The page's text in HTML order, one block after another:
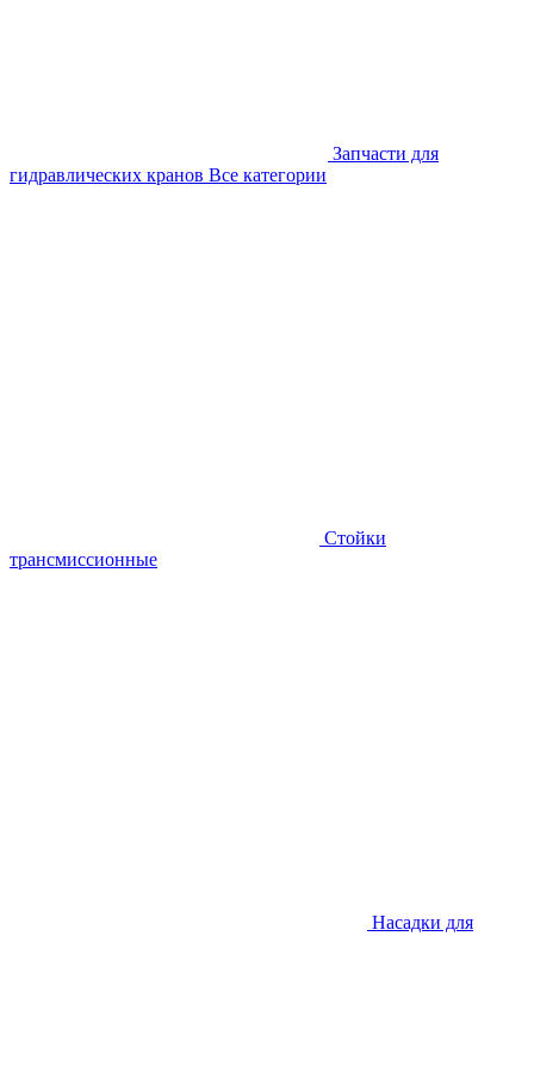
Запчасти для
гидравлических кранов Все категории
Стойки
трансмиссионные
Насадки для